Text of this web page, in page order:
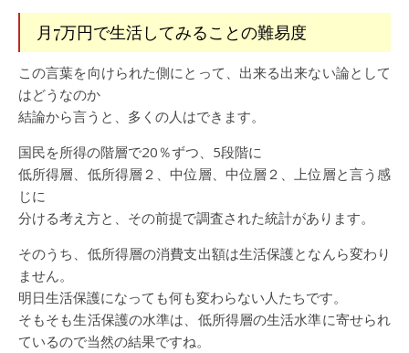
月7万円で生活してみることの難易度
この言葉を向けられた側にとって、出来る出来ない論として
はどうなのか
結論から言うと、多くの人はできます。
国民を所得の階層で20％ずつ、5段階に
低所得層、低所得層２、中位層、中位層２、上位層と言う感
じに
分ける考え方と、その前提で調査された統計があります。
そのうち、低所得層の消費支出額は生活保護となんら変わり
ません。
明日生活保護になっても何も変わらない人たちです。
そもそも生活保護の水準は、低所得層の生活水準に寄せられ
ているので当然の結果ですね。